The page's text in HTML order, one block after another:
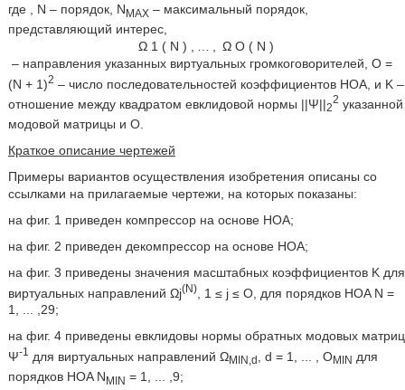
где
, N – порядок, NMAX– максимальный порядок,
представляющий интерес,
Ω 1 ( N ) Ω O ( N )
– направления указанных виртуальных громкоговорителей, O =
(N + 1)2 – число последовательностей коэффициентов HOA, и K –
отношение между квадратом евклидовой нормы ||Ψ||2
2 указанной
модовой матрицы и O.
Краткое описание чертежей
Примеры вариантов осуществления изобретения описаны со
ссылками на прилагаемые чертежи, на которых показаны:
на фиг. 1 приведен компрессор на основе HOA;
на фиг. 2 приведен декомпрессор на основе HOA;
на фиг. 3 приведены значения масштабных коэффициентов K для
виртуальных направлений Ωj(N), 1 ≤ j ≤ O, для порядков HOA N =
1, ... ,29;
на фиг. 4 приведены евклидовы нормы обратных модовых матриц
Ψ-1 для виртуальных направлений ΩMIN,d , d = 1, ... , OMIN для
порядков HOA NMIN = 1, ... ,9;